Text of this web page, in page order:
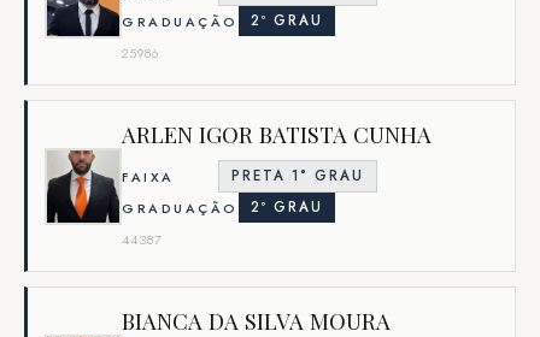
GRADUAÇÃO
2º GRAU
25986
ARLEN IGOR BATISTA CUNHA
FAIXA
PRETA 1° GRAU
GRADUAÇÃO
2º GRAU
44387
BIANCA DA SILVA MOURA